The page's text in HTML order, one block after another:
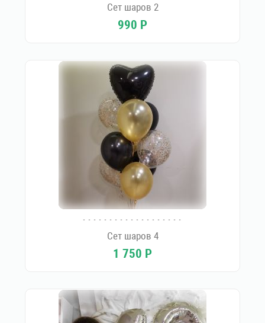
Сет шаров 2
990 Р
Сет шаров 4
1 750 Р